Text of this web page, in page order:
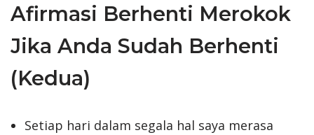
Afirmasi Berhenti Merokok
Jika Anda Sudah Berhenti
(Kedua)
Setiap hari dalam segala hal saya merasa